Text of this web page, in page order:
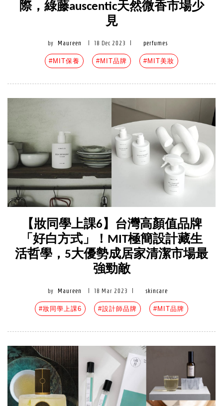
際，綠藤auscentic天然微香市場少
見
by Maureen 18 Dec 2023 perfumes
#MIT保養 #MIT品牌 #MIT美妝
【妝同學上課6】台灣高顏值品牌
「好白方式」！MIT極簡設計藏生
活哲學，5大優勢成居家清潔市場最
強勁敵
by Maureen 18 Mar 2023 skincare
#妝同學上課6 #設計師品牌 #MIT品牌